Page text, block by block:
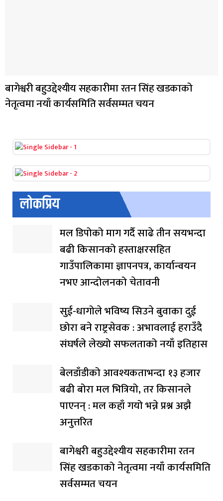
बागेश्वरी बहुउद्देश्यीय सहकारीमा रतन सिंह खडकाको
नेतृत्वमा नयाँ कार्यसमिति सर्वसम्मत चयन
लोकप्रिय
मल डिपोको माग गर्दै साढे तीन सयभन्दा
बढी किसानको हस्ताक्षरसहित
गाउँपालिकामा ज्ञापनपत्र, कार्यान्वयन
नभए आन्दोलनको चेतावनी
सुई-धागोले भविष्य सिउने बुवाका दुई
छोरा बने राष्ट्रसेवक : अभावलाई हराउँदै
संघर्षले लेख्यो सफलताको नयाँ इतिहास
बेलडाँडीको आवश्यकताभन्दा १३ हजार
बढी बोरा मल भित्रियो, तर किसानले
पाएनन् : मल कहाँ गयो भन्ने प्रश्न अझै
अनुत्तरित
बागेश्वरी बहुउद्देश्यीय सहकारीमा रतन
सिंह खडकाको नेतृत्वमा नयाँ कार्यसमिति
सर्वसम्मत चयन